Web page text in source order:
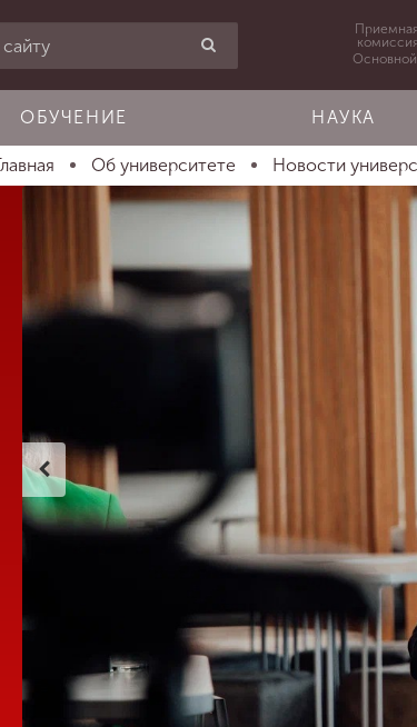
Приемная
комиссия
Основной
ОБУЧЕНИЕ НАУКА
Об университете Новости